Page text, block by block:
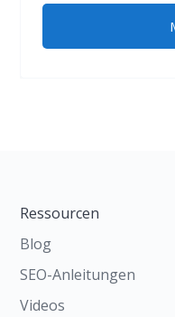
Ressourcen
Blog
SEO-Anleitungen
Videos